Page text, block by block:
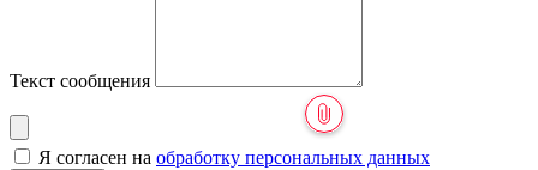
Текст сообщения
Я согласен на обработку персональных данных